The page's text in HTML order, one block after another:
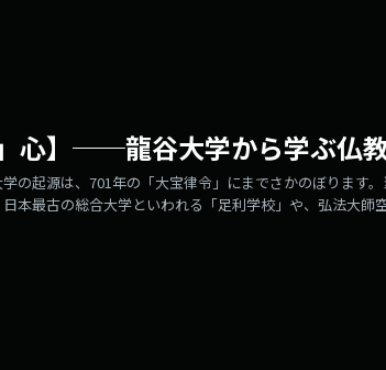
心】──龍谷大学から学ぶ仏
の起源は、701年の「大宝律令」にまでさかのぼります
本最古の総合大学といわれる「足利学校」や、弘法大師
が生まれました。近代に入り、明治19年の「帝国大学令」
て、現在の私立大学を含む高等教育の枠組みが確立されて
る最古の大学は、京都にある「龍谷大学」です。その歴史
がくりょう）」に始まります。以来、学林、大教校と名
存しています。重要文化財に指定されている大宮キャン
学生たちは歴史的な重みを感じながら学問に励んでいます
は、中国の高僧・善導（ぜんどう）大師が『観経四帖疏